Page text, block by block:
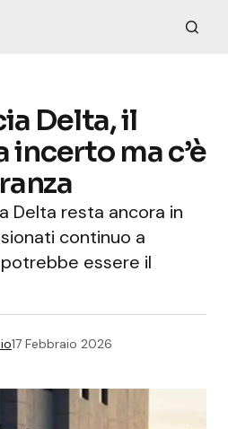
Delta, il
ma c’è
Delta resta ancora in
continuo a
essere il
17 Febbraio 2026